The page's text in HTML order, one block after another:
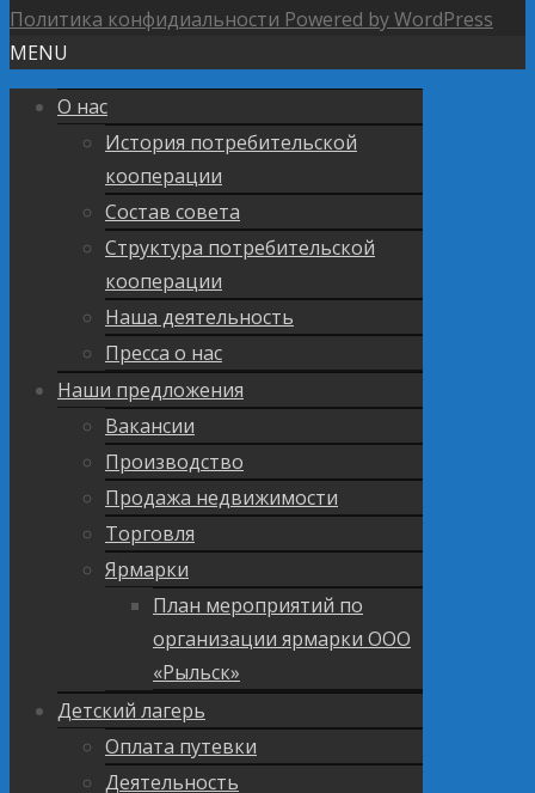
Политика конфидиальности Powered by WordPress
MENU
О нас
История потребительской
кооперации
Состав совета
Структура потребительской
кооперации
Наша деятельность
Пресса о нас
Наши предложения
Вакансии
Производство
Продажа недвижимости
Торговля
Ярмарки
План мероприятий по
организации ярмарки ООО
«Рыльск»
Детский лагерь
Оплата путевки
Деятельность